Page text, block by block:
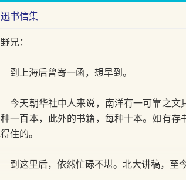
书信集
兄：
海后曾寄一函，想早到。
朝华社中人来说，南洋有一可靠之文具
一百本，此外的书籍，每种十本。如有
住的。
里后，依然忙碌不堪。北大讲稿，至今